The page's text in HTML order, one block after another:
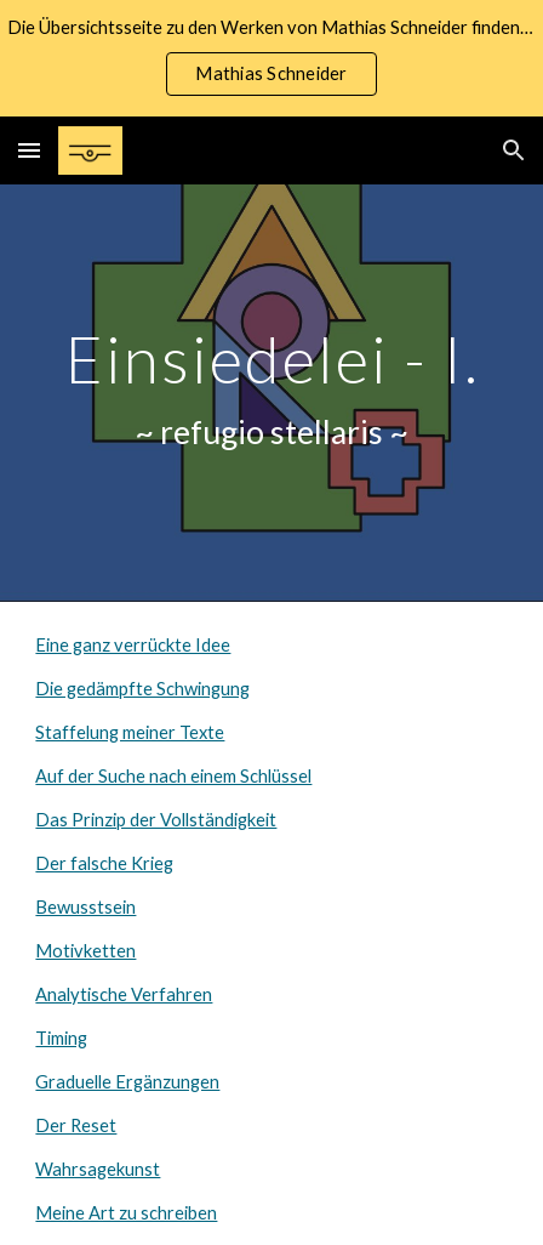
Die Übersichtsseite zu den Werken von Mathias Schneider finden Sie unter nachfolgendem Link:
Mathias Schneider
Einsiedelei - I.
~ refugio stellaris ~
Eine ganz verrückte Idee
Die gedämpfte Schwingung
Staffelung meiner Texte
Auf der Suche nach einem Schlüssel
Das Prinzip der Vollständigkeit
Der falsche Krieg
Bewusstsein
Motivketten
Analytische Verfahren
Timing
Graduelle Ergänzungen
Der Reset
Wahrsagekunst
Meine Art zu schreiben